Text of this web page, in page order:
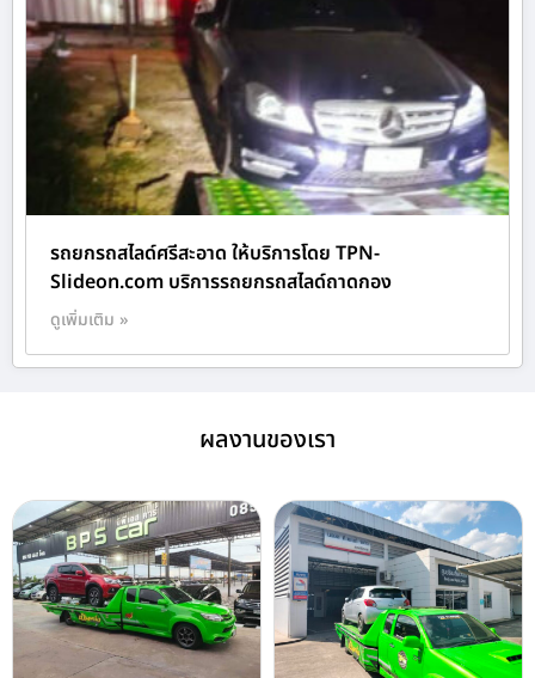
รถยกรถสไลด์ศรีสะอาด ให้บริการโดย TPN-
Slideon.com บริการรถยกรถสไลด์ถาดกอง
ดูเพิ่มเติม »
ผลงานของเรา